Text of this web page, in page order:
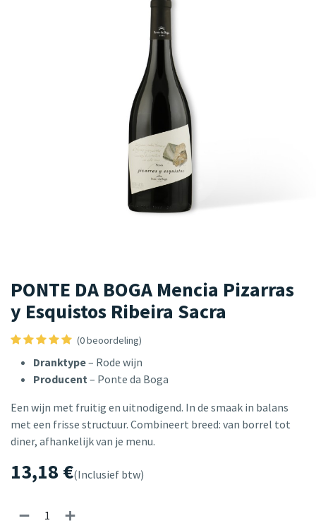
PONTE DA BOGA Mencia Pizarras
y Esquistos Ribeira Sacra
(0 beoordeling)
Dranktype– Rode wijn
Producent– Ponte da Boga
Een wijn met fruitig en uitnodigend. In de smaak in balans
met een frisse structuur. Combineert breed: van borrel tot
diner, afhankelijk van je menu.
13,18€(Inclusief btw)